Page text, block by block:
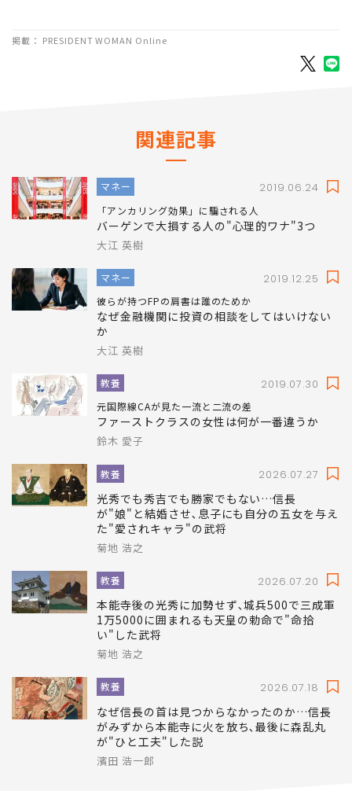
掲載： PRESIDENT WOMAN Online
関連記事
マネー 2019.06.24
「アンカリング効果」に騙される人
バーゲンで大損する人の"心理的ワナ"3つ
大江 英樹
マネー 2019.12.25
彼らが持つFPの肩書は誰のためか
なぜ金融機関に投資の相談をしてはいけない
か
大江 英樹
教養 2019.07.30
元国際線CAが見た一流と二流の差
ファーストクラスの女性は何が一番違うか
鈴木 愛子
教養 2026.07.27
光秀でも秀吉でも勝家でもない…信長
が"娘"と結婚させ､息子にも自分の五女を与え
た"愛されキャラ"の武将
菊地 浩之
教養 2026.07.20
本能寺後の光秀に加勢せず､城兵500で三成軍
1万5000に囲まれるも天皇の勅命で"命拾
い"した武将
菊地 浩之
教養 2026.07.18
なぜ信長の首は見つからなかったのか…信長
がみずから本能寺に火を放ち､最後に森乱丸
が"ひと工夫"した説
濱田 浩一郎